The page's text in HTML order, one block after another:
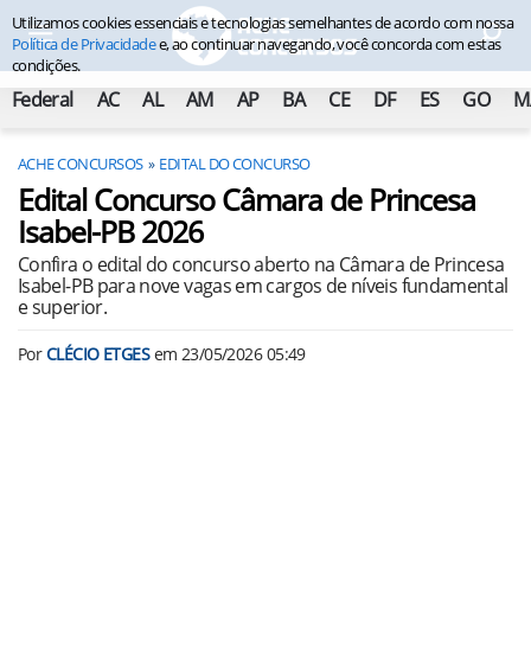
Federal AC AL AM AP BA CE DF ES GO
ACHE CONCURSOS EDITAL DO CONCURSO
Edital Concurso Câmara de Princesa
Isabel-PB 2026
Confira o edital do concurso aberto na Câmara de Princesa
Isabel-PB para nove vagas em cargos de níveis fundamental
e superior.
PorCLÉCIO ETGESem 23/05/2026 05:49
Utilizamos cookies essenciais e tecnologias semelhantes de acordo com nossa
Política de Privacidadee, ao continuar navegando, você concorda com estas
condições.